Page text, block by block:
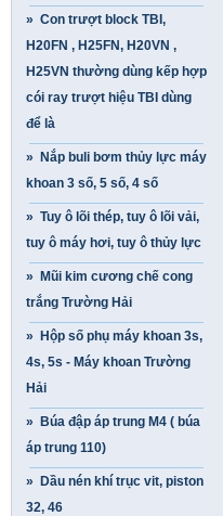
» Con trượt block TBI,
H20FN , H25FN, H20VN ,
H25VN thường dùng kếp hợp
cói ray trượt hiệu TBI dùng
để là
» Nắp buli bơm thủy lực máy
khoan 3 số, 5 số, 4 số
» Tuy ô lõi thép, tuy ô lõi vải,
tuy ô máy hơi, tuy ô thủy lực
» Mũi kim cương chế cong
trắng Trường Hải
» Hộp số phụ máy khoan 3s,
4s, 5s - Máy khoan Trường
Hải
» Búa đập áp trung M4 ( búa
áp trung 110)
» Dầu nén khí trục vit, piston
32, 46